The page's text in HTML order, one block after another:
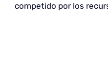
competido por los